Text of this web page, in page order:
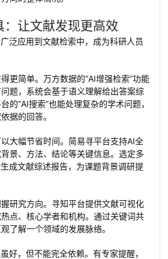
：让文献发现更高效
泛应用到文献检索中，成为科研人员
更简单。万方数据的“AI增强检索”功能
题，系统会基于语义理解给出答案综
的“AI搜索”也能处理复杂的学术问题，
据的回答。
大幅节省时间。简易寻平台支持AI全
景、方法、结论等关键信息。选定多
成文献综述报告，为课题背景调研提
研究方向。寻知平台提供文献可视化
点、核心学者和机构。通过关键词共
了解一个领域的发展脉络。
好，但不能完全依赖。有专家提醒，